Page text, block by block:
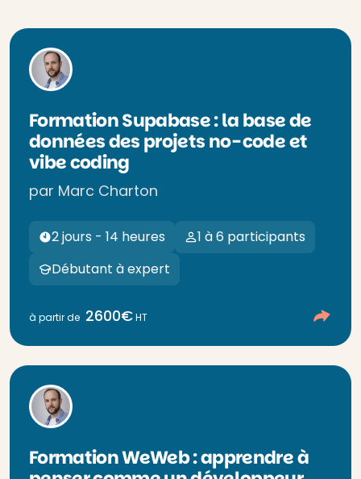
Formation Supabase : la base de
données des projets no-code et
vibe coding
par Marc Charton
2 jours - 14 heures
1 à 6 participants
Débutant à expert
à partir de 2600€HT
Formation WeWeb : apprendre à